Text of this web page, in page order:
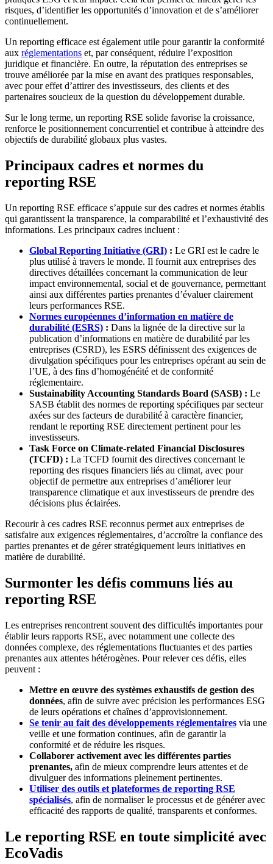
risques, d’identifier les opportunités d’innovation et de s’améliorer
continuellement.
Un reporting efficace est également utile pour garantir la conformité
aux réglementations et, par conséquent, réduire l’exposition
juridique et financière. En outre, la réputation des entreprises se
trouve améliorée par la mise en avant des pratiques responsables,
avec pour effet d’attirer des investisseurs, des clients et des
partenaires soucieux de la question du développement durable.
Sur le long terme, un reporting RSE solide favorise la croissance,
renforce le positionnement concurrentiel et contribue à atteindre des
objectifs de durabilité globaux plus vastes.
Principaux cadres et normes du
reporting RSE
Un reporting RSE efficace s’appuie sur des cadres et normes établis
qui garantissent la transparence, la comparabilité et l’exhaustivité des
informations. Les principaux cadres incluent :
Global Reporting Initiative (GRI) : Le GRI est le cadre le
plus utilisé à travers le monde. Il fournit aux entreprises des
directives détaillées concernant la communication de leur
impact environnemental, social et de gouvernance, permettant
ainsi aux différentes parties prenantes d’évaluer clairement
leurs performances RSE.
Normes européennes d’information en matière de
durabilité (ESRS) : Dans la lignée de la directive sur la
publication d’informations en matière de durabilité par les
entreprises (CSRD), les ESRS définissent des exigences de
divulgation spécifiques pour les entreprises opérant au sein de
l’UE, à des fins d’homogénéité et de conformité
réglementaire.
Sustainability Accounting Standards Board (SASB) : Le
SASB établit des normes de reporting spécifiques par secteur
axées sur des facteurs de durabilité à caractère financier,
rendant le reporting RSE directement pertinent pour les
investisseurs.
Task Force on Climate-related Financial Disclosures
(TCFD) : La TCFD fournit des directives concernant le
reporting des risques financiers liés au climat, avec pour
objectif de permettre aux entreprises d’améliorer leur
transparence climatique et aux investisseurs de prendre des
décisions plus éclairées.
Recourir à ces cadres RSE reconnus permet aux entreprises de
satisfaire aux exigences réglementaires, d’accroître la confiance des
parties prenantes et de gérer stratégiquement leurs initiatives en
matière de durabilité.
Surmonter les défis communs liés au
reporting RSE
Les entreprises rencontrent souvent des difficultés importantes pour
établir leurs rapports RSE, avec notamment une collecte des
données complexe, des réglementations fluctuantes et des parties
prenantes aux attentes hétérogènes. Pour relever ces défis, elles
peuvent :
Mettre en œuvre des systèmes exhaustifs de gestion des
données, afin de suivre avec précision les performances ESG
de leurs opérations et chaînes d’approvisionnement.
Se tenir au fait des développements réglementaires via une
veille et une formation continues, afin de garantir la
conformité et de réduire les risques.
Collaborer activement avec les différentes parties
prenantes, afin de mieux comprendre leurs attentes et de
divulguer des informations pleinement pertinentes.
Utiliser des outils et plateformes de reporting RSE
spécialisés, afin de normaliser le processus et de générer avec
efficacité des rapports de qualité, transparents et conformes.
Le reporting RSE en toute simplicité avec
EcoVadis